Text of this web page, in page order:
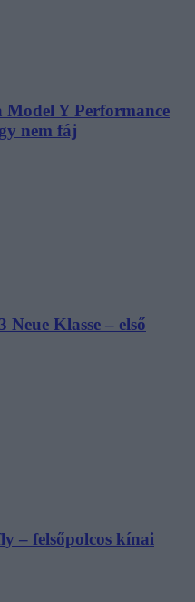
Model Y Performance
nem fáj
Klasse – első
– felsőpolcos kínai